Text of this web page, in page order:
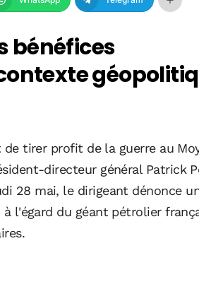
bénéfices
tirer profit de la guerre au
directeur général Patrick
28 mai, le dirigeant dénonce
l'égard du géant pétrolier